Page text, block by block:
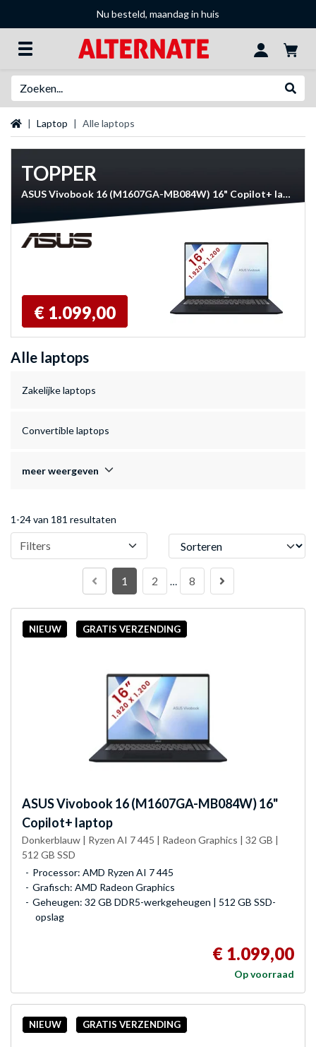
Nu besteld, maandag in huis
Startpagina
Laptop Alle laptops
TOPPER
ASUS Vivobook 16 (M1607GA-MB084W) 16" Copilot+ laptop
€ 1.099,00
Alle laptops
Zakelijke laptops
Convertible laptops
meer weergeven
1-24 van 181 resultaten
Filters Sorteren
1 2 … 8
NIEUW GRATIS VERZENDING
ASUSVivobook 16 (M1607GA-MB084W) 16"
Copilot+ laptop
Donkerblauw | Ryzen AI 7 445 | Radeon Graphics | 32 GB |
512 GB SSD
Processor: AMD Ryzen AI 7 445
Grafisch: AMD Radeon Graphics
Geheugen: 32 GB DDR5-werkgeheugen | 512 GB SSD-
opslag
€ 1.099,00
Op voorraad
NIEUW GRATIS VERZENDING